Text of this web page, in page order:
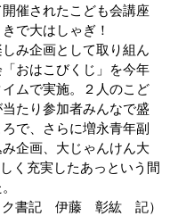
催されたこども会講座
で大はしゃぎ！
み企画として取り組ん
おはこびくじ」を今年
ムで実施。２人のこど
たり参加者みんなで盛
で、さらに増永青年副
企画、大じゃんけん大
く充実したあっという間
ク書記　伊藤　彰紘　記）